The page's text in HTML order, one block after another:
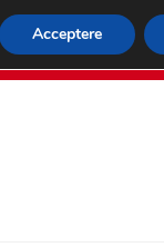
FEDEX
80 82
Acceptere